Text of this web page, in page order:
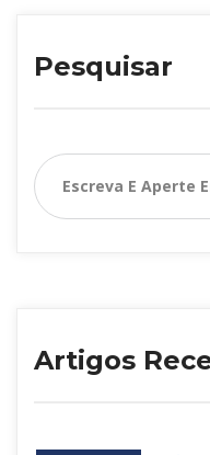
Pesquisar
Artigos